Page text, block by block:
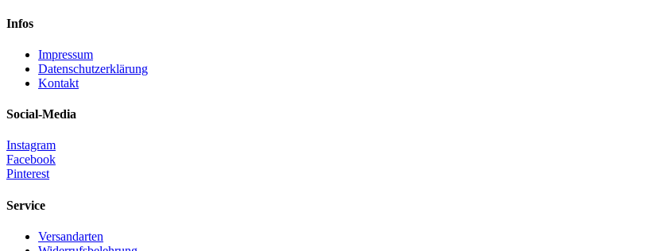
Infos
Impressum
Datenschutzerklärung
Kontakt
Social-Media
Instagram
Facebook
Pinterest
Service
Versandarten